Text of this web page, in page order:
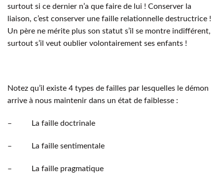
surtout si ce dernier n’a que faire de lui ! Conserver la
liaison, c’est conserver une faille relationnelle destructrice !
Un père ne mérite plus son statut s’il se montre indifférent,
surtout s’il veut oublier volontairement ses enfants !
Notez qu’il existe 4 types de failles par lesquelles le démon
arrive à nous maintenir dans un état de faiblesse :
– La faille doctrinale
– La faille sentimentale
– La faille pragmatique